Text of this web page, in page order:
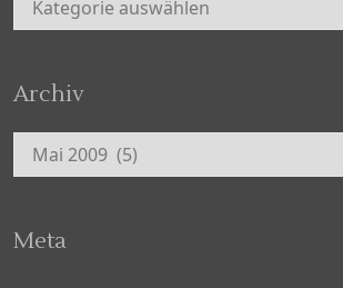
Archiv
Archiv
Meta